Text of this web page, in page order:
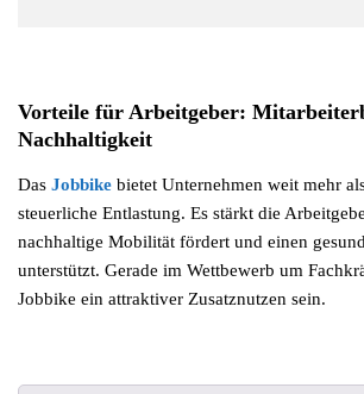
Vorteile für Arbeitgeber:
Nachhaltigkeit
Das Jobbike bietet Unternehmen weit mehr
steuerliche Entlastung. Es stärkt die
nachhaltige Mobilität fördert und einen
unterstützt. Gerade im Wettbewerb um
Jobbike ein attraktiver Zusatznutzen sein.